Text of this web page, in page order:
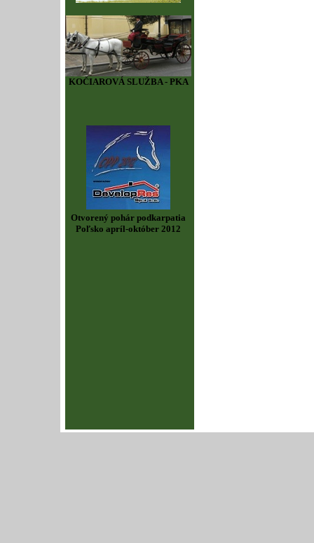
KOČIAROVÁ SLUŽBA - PKA
Otvorený pohár podkarpatia
Poľsko apríl-október 2012